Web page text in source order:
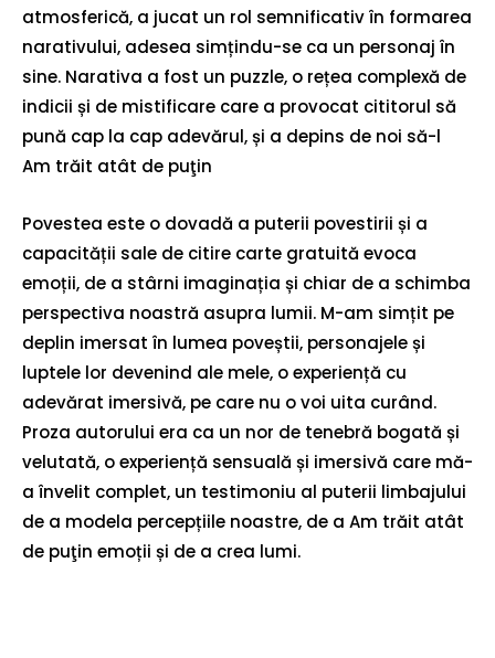
atmosferică, a jucat un rol semnificativ în formarea
narativului, adesea simțindu-se ca un personaj în
sine. Narativa a fost un puzzle, o rețea complexă de
indicii și de mistificare care a provocat cititorul să
pună cap la cap adevărul, și a depins de noi să-l
Am trăit atât de puţin
Povestea este o dovadă a puterii povestirii și a
capacității sale de citire carte gratuită evoca
emoții, de a stârni imaginația și chiar de a schimba
perspectiva noastră asupra lumii. M-am simțit pe
deplin imersat în lumea poveștii, personajele și
luptele lor devenind ale mele, o experiență cu
adevărat imersivă, pe care nu o voi uita curând.
Proza autorului era ca un nor de tenebră bogată și
velutată, o experiență sensuală și imersivă care mă-
a învelit complet, un testimoniu al puterii limbajului
de a modela percepțiile noastre, de a Am trăit atât
de puţin emoții și de a crea lumi.